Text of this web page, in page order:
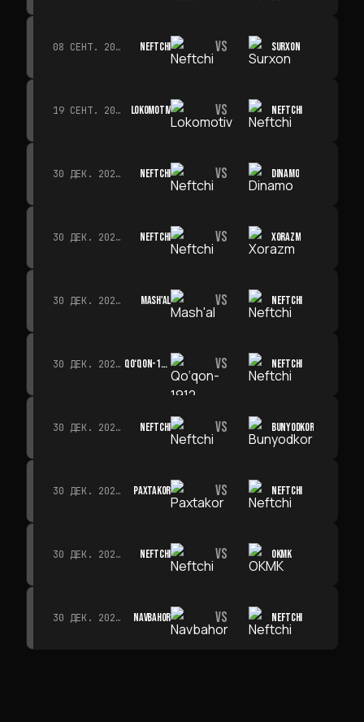
08 СЕНТ. 2026 Г. · 19:00 NEFTCHI VS SURXON
19 СЕНТ. 2026 Г. · 19:00 LOKOMOTIV VS NEFTCHI
30 ДЕК. 2026 Г. · 19:00 NEFTCHI VS DINAMO
30 ДЕК. 2026 Г. · 19:00 NEFTCHI VS XORAZM
30 ДЕК. 2026 Г. · 19:00 MASH'AL VS NEFTCHI
30 ДЕК. 2026 Г. · 19:00 QO‘QON-1912 VS NEFTCHI
30 ДЕК. 2026 Г. · 19:00 NEFTCHI VS BUNYODKOR
30 ДЕК. 2026 Г. · 19:00 PAXTAKOR VS NEFTCHI
30 ДЕК. 2026 Г. · 19:00 NEFTCHI VS OKMK
30 ДЕК. 2026 Г. · 19:00 NAVBAHOR VS NEFTCHI